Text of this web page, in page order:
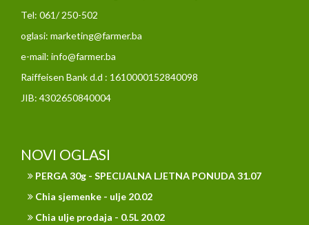
Tel: 061/ 250-502
oglasi: marketing@farmer.ba
e-mail: info@farmer.ba
Raiffeisen Bank d.d : 1610000152840098
JIB: 4302650840004
NOVI OGLASI
PERGA 30g - SPECIJALNA LJETNA PONUDA 31.07
Chia sjemenke - ulje 20.02
Chia ulje prodaja - 0.5L 20.02